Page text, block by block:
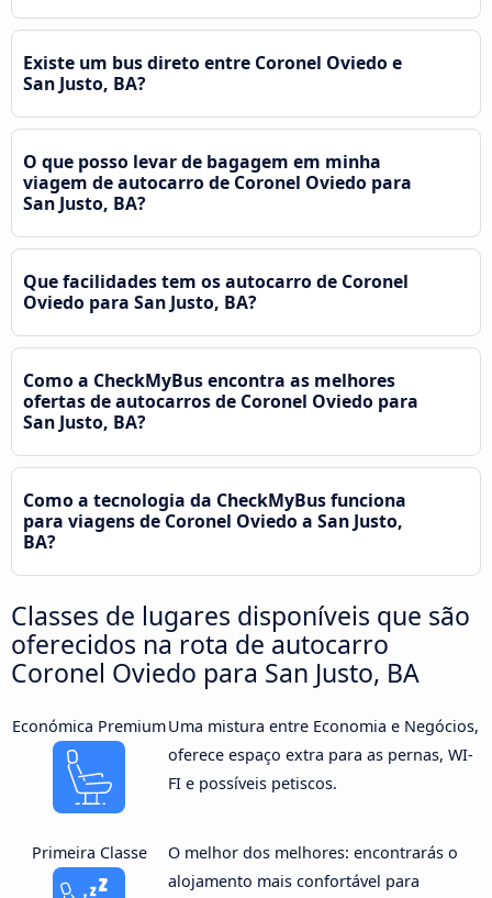
Existe um bus direto entre Coronel Oviedo e
San Justo, BA?
O que posso levar de bagagem em minha
viagem de autocarro de Coronel Oviedo para
San Justo, BA?
Que facilidades tem os autocarro de Coronel
Oviedo para San Justo, BA?
Como a CheckMyBus encontra as melhores
ofertas de autocarros de Coronel Oviedo para
San Justo, BA?
Como a tecnologia da CheckMyBus funciona
para viagens de Coronel Oviedo a San Justo,
BA?
Classes de lugares disponíveis que são
oferecidos na rota de autocarro
Coronel Oviedo para San Justo, BA
Económica PremiumUma mistura entre Economia e Negócios,
oferece espaço extra para as pernas, WI-
FI e possíveis petiscos.
Primeira Classe
O melhor dos melhores: encontrarás o
alojamento mais confortável para